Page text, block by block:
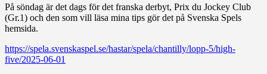
På söndag är det dags för det franska derbyt, Prix du Jockey Club
(Gr.1) och den som vill läsa mina tips gör det på Svenska Spels
hemsida.
https://spela.svenskaspel.se/hastar/spela/chantilly/lopp-5/high-
five/2025-06-01